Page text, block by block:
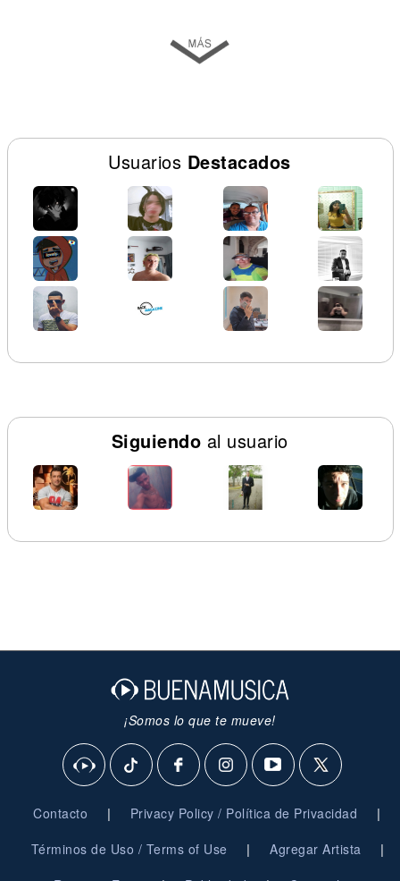
Usuarios Destacados
Siguiendo al usuario
¡Somos lo que te mueve!
Contacto | Privacy Policy / Política de Privacidad |
Términos de Uso / Terms of Use | Agregar Artista |